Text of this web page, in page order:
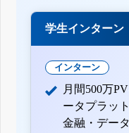
学生インターン
インターン
月間500万
ータプラッ
金融・デー